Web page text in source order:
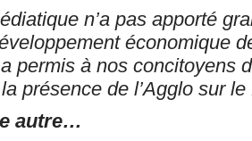
n’a pas apporté
économique
permis à nos concitoyens
présence de l’Agglo sur
autre…